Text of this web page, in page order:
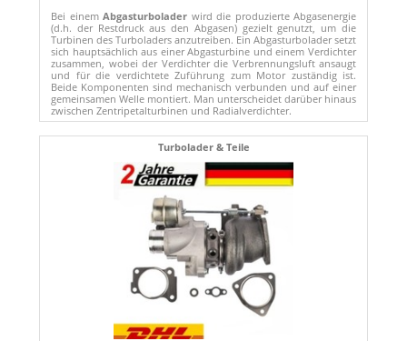
Bei einem Abgasturbolader wird die produzierte Abgasenergie
(d.h. der Restdruck aus den Abgasen) gezielt genutzt, um die
Turbinen des Turboladers anzutreiben. Ein Abgasturbolader setzt
sich hauptsächlich aus einer Abgasturbine und einem Verdichter
zusammen, wobei der Verdichter die Verbrennungsluft ansaugt
und für die verdichtete Zuführung zum Motor zuständig ist.
Beide Komponenten sind mechanisch verbunden und auf einer
gemeinsamen Welle montiert. Man unterscheidet darüber hinaus
zwischen Zentripetalturbinen und Radialverdichter.
Turbolader & Teile